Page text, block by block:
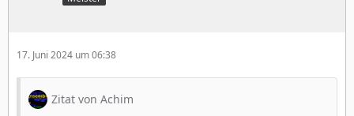
17. Juni 2024 um 06:38
Zitat von Achim